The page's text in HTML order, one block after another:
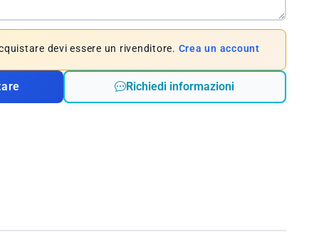
devi essere un rivenditore. Crea un account
Richiedi informazioni